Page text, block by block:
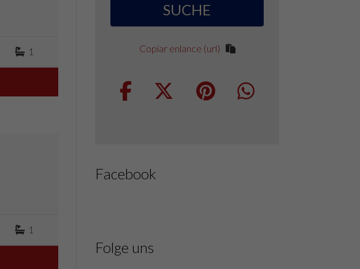
1
1
SUCHE
Copiar enlance (url)
Facebook
Folge uns